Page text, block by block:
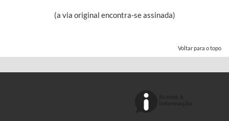
(a via original encontra-se assinada)
Voltar para o topo